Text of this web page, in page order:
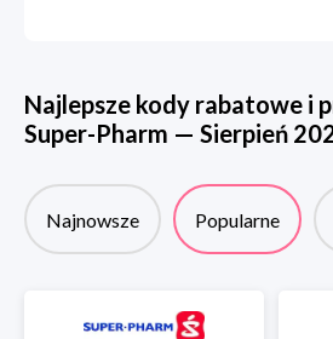
Najlepsze kody rabatowe i
Super-Pharm — Sierpień
Najnowsze Popularne